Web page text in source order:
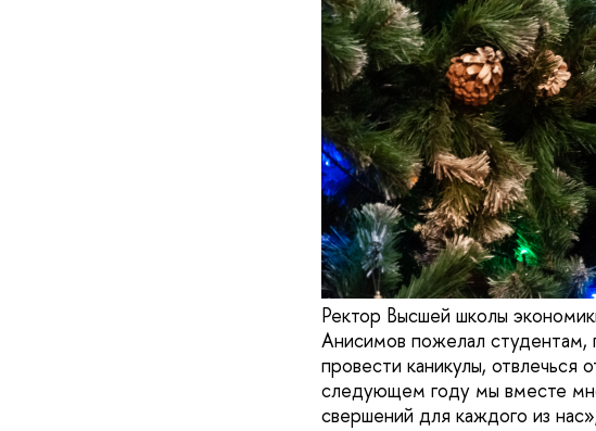
Ректор Высшей школы
Анисимов пожелал студентам,
провести каникулы, отвлечься
следующем году мы вместе
свершений для каждого из